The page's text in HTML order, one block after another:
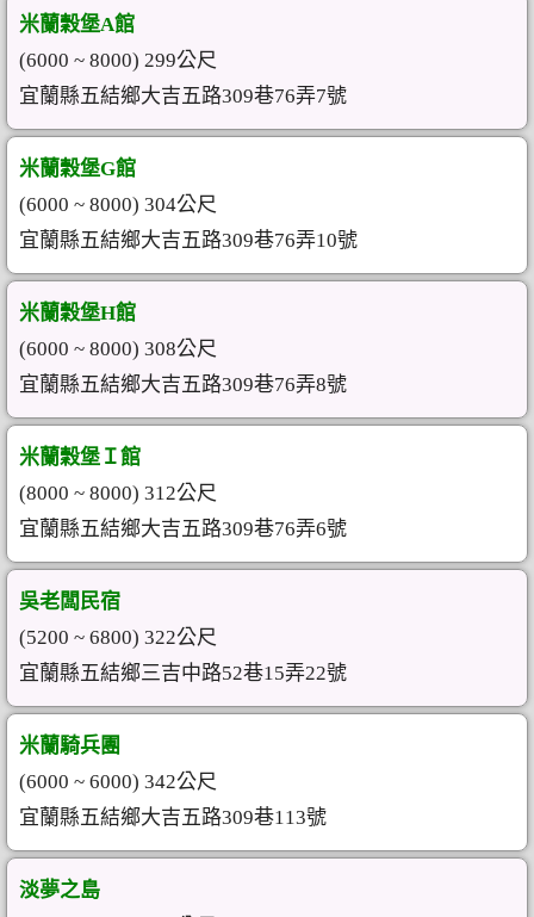
米蘭穀堡A館
(6000 ~ 8000) 299公尺
宜蘭縣五結鄉大吉五路309巷76弄7號
米蘭穀堡G館
(6000 ~ 8000) 304公尺
宜蘭縣五結鄉大吉五路309巷76弄10號
米蘭穀堡H館
(6000 ~ 8000) 308公尺
宜蘭縣五結鄉大吉五路309巷76弄8號
米蘭穀堡Ｉ館
(8000 ~ 8000) 312公尺
宜蘭縣五結鄉大吉五路309巷76弄6號
吳老闆民宿
(5200 ~ 6800) 322公尺
宜蘭縣五結鄉三吉中路52巷15弄22號
米蘭騎兵團
(6000 ~ 6000) 342公尺
宜蘭縣五結鄉大吉五路309巷113號
淡夢之島